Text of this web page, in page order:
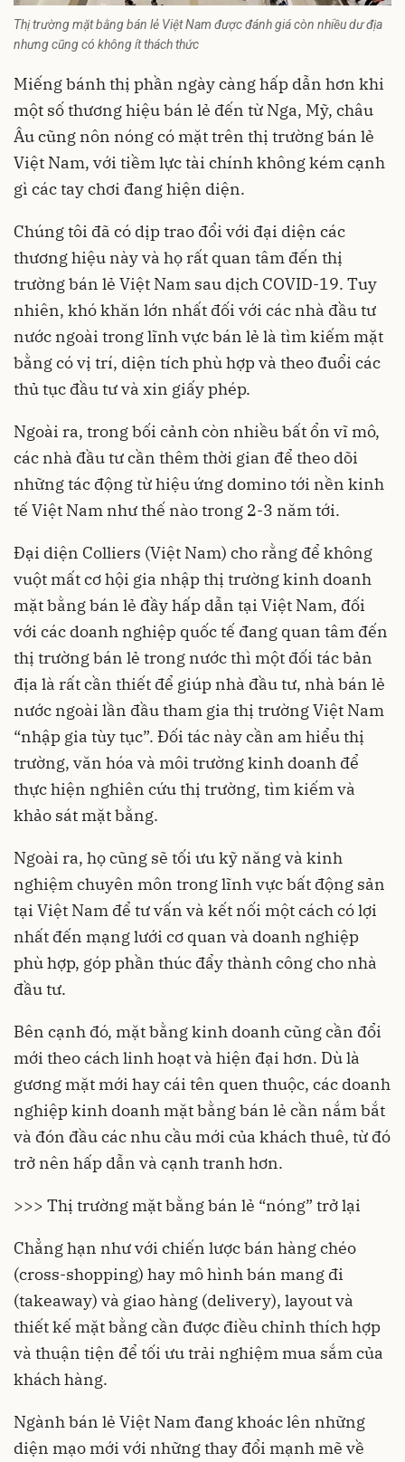
Thị trường mặt bằng bán lẻ Việt Nam được đánh giá còn nhiều dư địa
nhưng cũng có không ít thách thức
Miếng bánh thị phần ngày càng hấp dẫn hơn khi
một số thương hiệu bán lẻ đến từ Nga, Mỹ, châu
Âu cũng nôn nóng có mặt trên thị trường bán lẻ
Việt Nam, với tiềm lực tài chính không kém cạnh
gì các tay chơi đang hiện diện.
Chúng tôi đã có dịp trao đổi với đại diện các
thương hiệu này và họ rất quan tâm đến thị
trường bán lẻ Việt Nam sau dịch COVID-19. Tuy
nhiên, khó khăn lớn nhất đối với các nhà đầu tư
nước ngoài trong lĩnh vực bán lẻ là tìm kiếm mặt
bằng có vị trí, diện tích phù hợp và theo đuổi các
thủ tục đầu tư và xin giấy phép.
Ngoài ra, trong bối cảnh còn nhiều bất ổn vĩ mô,
các nhà đầu tư cần thêm thời gian để theo dõi
những tác động từ hiệu ứng domino tới nền kinh
tế Việt Nam như thế nào trong 2-3 năm tới.
Đại diện Colliers (Việt Nam) cho rằng để không
vuột mất cơ hội gia nhập thị trường kinh doanh
mặt bằng bán lẻ đầy hấp dẫn tại Việt Nam, đối
với các doanh nghiệp quốc tế đang quan tâm đến
thị trường bán lẻ trong nước thì một đối tác bản
địa là rất cần thiết để giúp nhà đầu tư, nhà bán lẻ
nước ngoài lần đầu tham gia thị trường Việt Nam
“nhập gia tùy tục”. Đối tác này cần am hiểu thị
trường, văn hóa và môi trường kinh doanh để
thực hiện nghiên cứu thị trường, tìm kiếm và
khảo sát mặt bằng.
Ngoài ra, họ cũng sẽ tối ưu kỹ năng và kinh
nghiệm chuyên môn trong lĩnh vực bất động sản
tại Việt Nam để tư vấn và kết nối một cách có lợi
nhất đến mạng lưới cơ quan và doanh nghiệp
phù hợp, góp phần thúc đẩy thành công cho nhà
đầu tư.
Bên cạnh đó, mặt bằng kinh doanh cũng cần đổi
mới theo cách linh hoạt và hiện đại hơn. Dù là
gương mặt mới hay cái tên quen thuộc, các doanh
nghiệp kinh doanh mặt bằng bán lẻ cần nắm bắt
và đón đầu các nhu cầu mới của khách thuê, từ đó
trở nên hấp dẫn và cạnh tranh hơn.
>>> Thị trường mặt bằng bán lẻ “nóng” trở lại
Chẳng hạn như với chiến lược bán hàng chéo
(cross-shopping) hay mô hình bán mang đi
(takeaway) và giao hàng (delivery), layout và
thiết kế mặt bằng cần được điều chỉnh thích hợp
và thuận tiện để tối ưu trải nghiệm mua sắm của
khách hàng.
Ngành bán lẻ Việt Nam đang khoác lên những
diện mạo mới với những thay đổi mạnh mẽ về